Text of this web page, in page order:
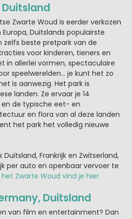
Zwarte Woud is eerder verkozen
Duitslands populairste
zelfs beste pretpark van de
voor kinderen, tieners en
in allerlei vormen, spectaculaire
speelwerelden… je kunt het zo
is aanwezig. Het park is
landen. Ze ervaar je 14
de typische eet- en
en flora van al deze landen
het park het volledig nieuwe
Frankrijk en Zwitserland,
per auto en openbaar vervoer te
Zwarte Woud vind je hier.
Duitsland
van film en entertainment? Dan